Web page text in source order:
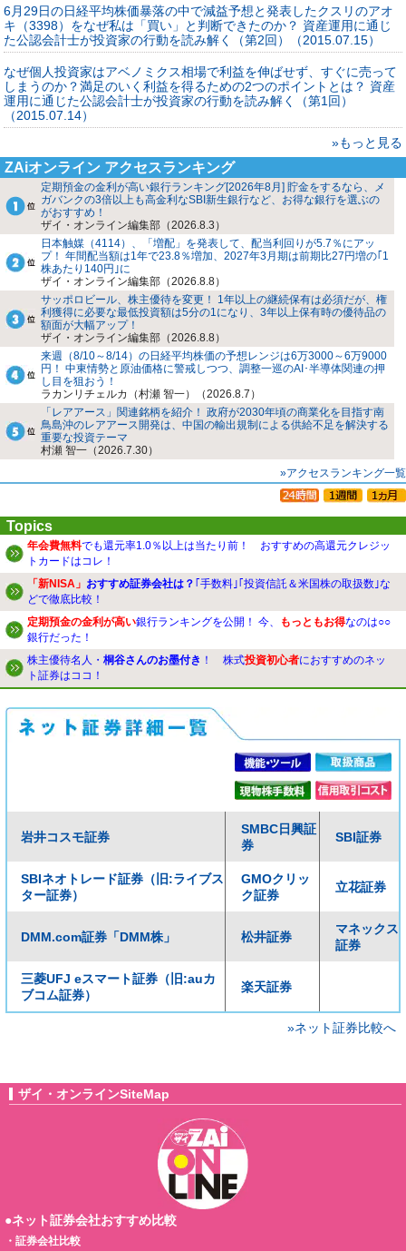
6月29日の日経平均株価暴落の中で減益予想と発表したクスリのアオ
キ（3398）をなぜ私は「買い」と判断できたのか？ 資産運用に通じ
た公認会計士が投資家の行動を読み解く（第2回）（2015.07.15）
なぜ個人投資家はアベノミクス相場で利益を伸ばせず、すぐに売って
しまうのか？満足のいく利益を得るための2つのポイントとは？ 資産
運用に通じた公認会計士が投資家の行動を読み解く（第1回）
（2015.07.14）
»もっと見る
ZAiオンライン アクセスランキング
定期預金の金利が高い銀行ランキング[2026年8月] 貯金をするなら、メ
ガバンクの3倍以上も高金利なSBI新生銀行など、お得な銀行を選ぶの
がおすすめ！
ザイ・オンライン編集部（2026.8.3）
日本触媒（4114）、「増配」を発表して、配当利回りが5.7％にアッ
プ！ 年間配当額は1年で23.8％増加、2027年3月期は前期比27円増の｢1
株あたり140円｣に
ザイ・オンライン編集部（2026.8.8）
サッポロビール、株主優待を変更！ 1年以上の継続保有は必須だが、権
利獲得に必要な最低投資額は5分の1になり、3年以上保有時の優待品の
額面が大幅アップ！
ザイ・オンライン編集部（2026.8.8）
来週（8/10～8/14）の日経平均株価の予想レンジは6万3000～6万9000
円！ 中東情勢と原油価格に警戒しつつ、調整一巡のAI･半導体関連の押
し目を狙おう！
ラカンリチェルカ（村瀬 智一）（2026.8.7）
「レアアース」関連銘柄を紹介！ 政府が2030年頃の商業化を目指す南
鳥島沖のレアアース開発は、中国の輸出規制による供給不足を解決する
重要な投資テーマ
村瀬 智一（2026.7.30）
»アクセスランキング一覧
Topics
年会費無料でも還元率1.0％以上は当たり前！ おすすめの高還元クレジッ
トカードはコレ！
「新NISA」 おすすめ証券会社は？ ｢手数料｣｢投資信託＆米国株の取扱数｣な
どで徹底比較！
定期預金の金利が高い銀行ランキングを公開！ 今、 もっともお得なのは○○
銀行だった！
株主優待名人・ 桐谷さんのお墨付き ！ 株式投資初心者におすすめのネッ
ト証券はココ！
岩井コスモ証券
SMBC日興証
券
SBI証券
SBIネオトレード証券（旧:ライブス
ター証券）
GMOクリッ
ク証券
立花証券
DMM.com証券「DMM株」 松井証券
マネックス
証券
三菱UFJ eスマート証券（旧:auカ
ブコム証券）
楽天証券
»ネット証券比較へ
ザイ・オンラインSiteMap
●ネット証券会社おすすめ比較
・ 証券会社比較